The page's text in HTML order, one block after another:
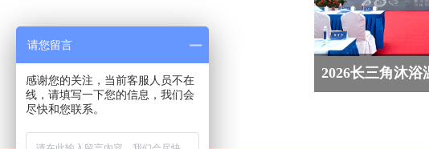
2026长三角沐
请您留言
感谢您的关注，当前客服人员不在
线，请填写一下您的信息，我们会
尽快和您联系。